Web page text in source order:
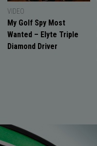
VIDEO
My Golf Spy Most
Wanted – Elyte Triple
Diamond Driver